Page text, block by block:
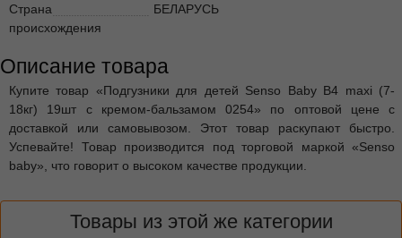
Страна
происхождения
БЕЛАРУСЬ
Описание товара
Купите товар «Подгузники для детей Senso Baby B4 maxi (7-
18кг) 19шт с кремом-бальзамом 0254» по оптовой цене с
доставкой или самовывозом. Этот товар раскупают быстро.
Успевайте! Товар производится под торговой маркой «Senso
baby», что говорит о высоком качестве продукции.
Товары из этой же категории